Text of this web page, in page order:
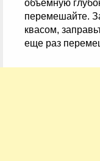
объемную
перемешайте.
квасом,
еще раз